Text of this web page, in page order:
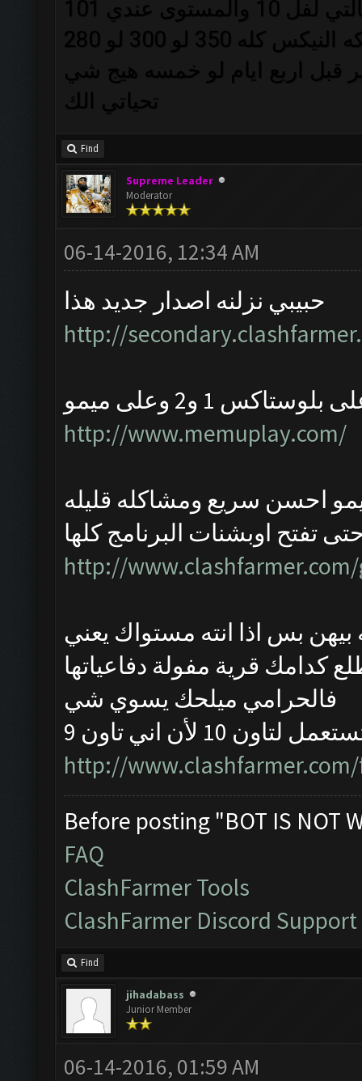
عندي 101
وهسه اترك الجهاز بالليل اجي الصبح الكه النيكس كله 350 لو 300 لو 280
قبل اربع ايام لو خمسه هيج شي
Find
Supreme Leader
Moderator
06-14-2016, 12:34 AM
حبيبي نزلنه اصدار جديد هذا
http://
1 و2 وعلى ميمو
http://www.memuplay.com/
احسن سريع ومشاكله قليله
تفتح اوبشنات البرنامج كلها
http://
بس اذا انته مستواك يعني
كدامك قرية مفولة دفاعياتها
فالحرامي ميلحك يسوي شي
لأن اني تاون 9
http://
Before posting "BOT IS NOT
FAQ
ClashFarmer Tools
ClashFarmer Discord Support
Find
jihadabass
Junior Member
06-14-2016, 01:59 AM